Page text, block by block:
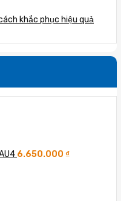
khắc phục hiệu quả
6.650.000 ₫